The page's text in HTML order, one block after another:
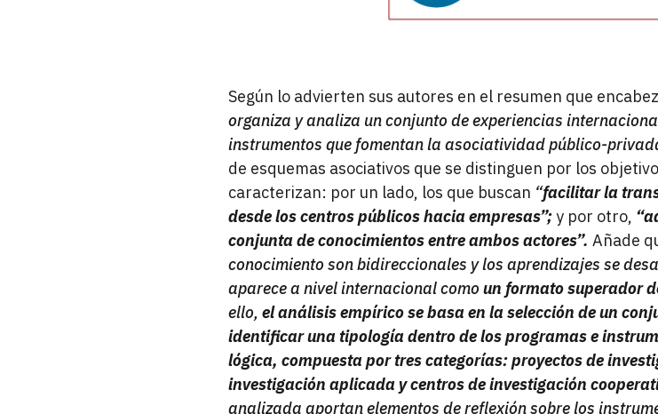
Según lo advierten sus autores en el resumen que
organiza y analiza un conjunto de experiencias
instrumentos que fomentan la asociatividad público-
de esquemas asociativos que se distinguen por los
caracterizan: por un lado, los que buscan “facilitar la
desde los centros públicos hacia empresas”;y por otro,
conjunta de conocimientos entre ambos actores”. Añade
conocimiento son bidireccionales y los aprendizajes se
aparece a nivel internacional como un formato superador
ello, el análisis empírico se basa en la selección de un
identificar una tipología dentro de los programas e
lógica, compuesta por tres categorías: proyectos de
investigación aplicada y centros de investigación
analizada aportan elementos de reflexión sobre los